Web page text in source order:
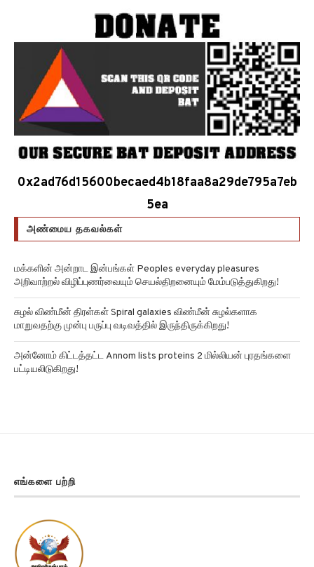
0x2ad76d15600becaed4b18faa8a29de795a7eb
5ea
அண்மைய தகவல்கள்
மக்களின் அன்றாட இன்பங்கள் Peoples everyday pleasures
அறிவாற்றல் விழிப்புணர்வையும் செயல்திறனையும் மேம்படுத்துகிறது!
சுழல் விண்மீன் திரள்கள் Spiral galaxies விண்மீன் சுழல்களாக
மாறுவதற்கு முன்பு பருப்பு வடிவத்தில் இருந்திருக்கிறது!
அன்னோம் கிட்டத்தட்ட Annom lists proteins 2 மில்லியன் புரதங்களை
பட்டியலிடுகிறது!
எங்களை பற்றி